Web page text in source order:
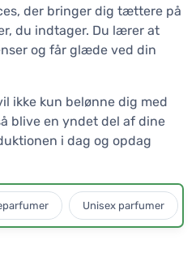
der bringer dig tættere på
du indtager. Du lærer at
og får glæde ved din
ikke kun belønne dig med
blive en yndet del af dine
i dag og opdag
Unisex parfumer